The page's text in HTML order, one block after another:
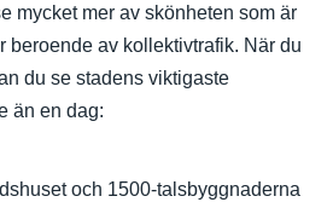
mycket mer av skönheten som är
beroende av kollektivtrafik. När du
du se stadens viktigaste
än en dag:
och 1500-talsbyggnaderna